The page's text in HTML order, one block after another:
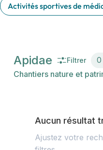
Activités sportives de